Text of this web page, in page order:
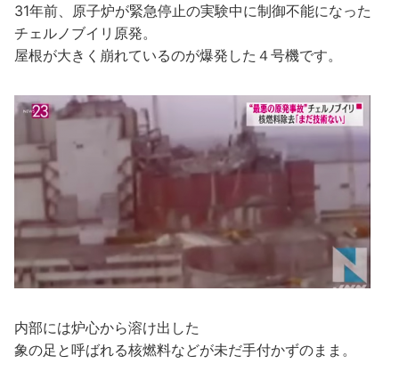
31年前、原子炉が緊急停止の実験中に制御不能になった
チェルノブイリ原発。
屋根が大きく崩れているのが爆発した４号機です。
内部には炉心から溶け出した
象の足と呼ばれる核燃料などが未だ手付かずのまま。